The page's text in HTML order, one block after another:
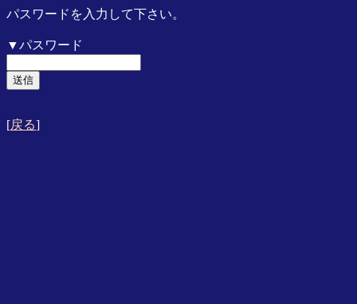
パスワードを入力して下さい。
▼パスワード
[戻る]